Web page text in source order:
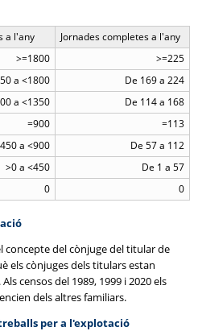
a l'any
Jornades completes a l'any
>=1800
>=225
a <1800
De 169 a 224
a <1350
De 114 a 168
=900
=113
a <900
De 57 a 112
>0 a <450
De 1 a 57
0 0
concepte del cònjuge del titular de
els cònjuges dels titulars estan
censos del 1989, 1999 i 2020 els
dels altres familiars.
per a l'explotació